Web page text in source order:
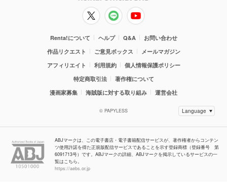
Renta!について ヘルプ Q&A
お問い合わせ
作品リクエスト
ご意見ボックス
メールマガジン
アフィリエイト
利用規約
個人情報保護ポリシー
特定商取引法
著作権について
漫画家募集
海賊版に対する取り組み 運営会社
© PAPYLESS
ABJマークは、この電子書店・電子書籍配信サービスが、著作権者からコンテン
ツ使用許諾を得た正規版配信サービスであることを示す登録商標（登録番号 第
6091713号）です。ABJマークの詳細、ABJマークを掲示しているサービスの一
覧はこちら。
https://aebs.or.jp